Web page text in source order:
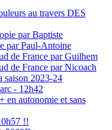
au travers DES
par Baptiste
par Paul-Antoine
de France par Guilhem
de France par Nicoach
saison 2023-24
- 12h42
autonomie et sans
!!